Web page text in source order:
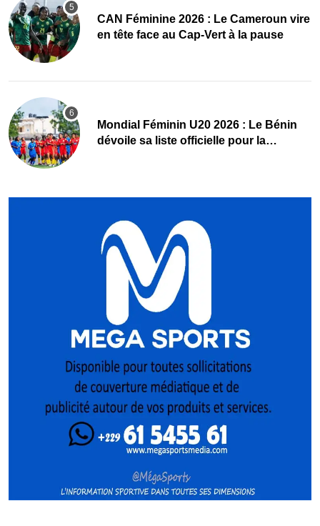
CAN Féminine 2026 : Le Cameroun vire
en tête face au Cap-Vert à la pause
Mondial Féminin U20 2026 : Le Bénin
dévoile sa liste officielle pour la